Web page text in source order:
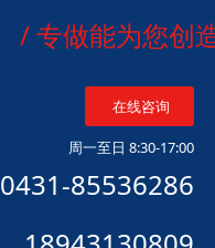
/ 专做能为您创
在线咨询
周一至日 8:30-17:00
0431-85536286